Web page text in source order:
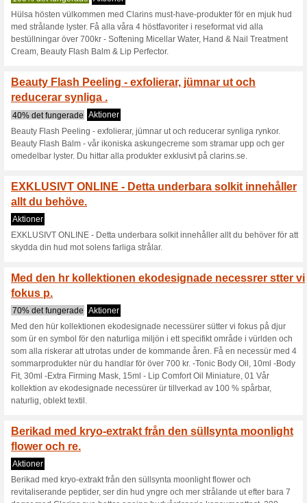
Denna dynamiska
Hydra-Essentiel s.
Aktioner
Denna dynamiska duo ger
till torr och trött hy på några
i vinterkylan.
Välj 3 gratis prover
produkter talar f.
29% det fungerade Aktioner
Välj 3 gratis prover med
Välj dina prover med varje
inte så långt borta. Funderar